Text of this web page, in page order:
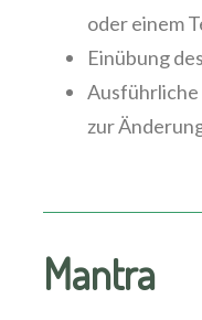
oder einem
Einübung des
Ausführliche
zur
Mantra